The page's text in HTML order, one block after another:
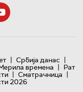
| Србија данас |
времена | Рат
| Сматрачница |
2026